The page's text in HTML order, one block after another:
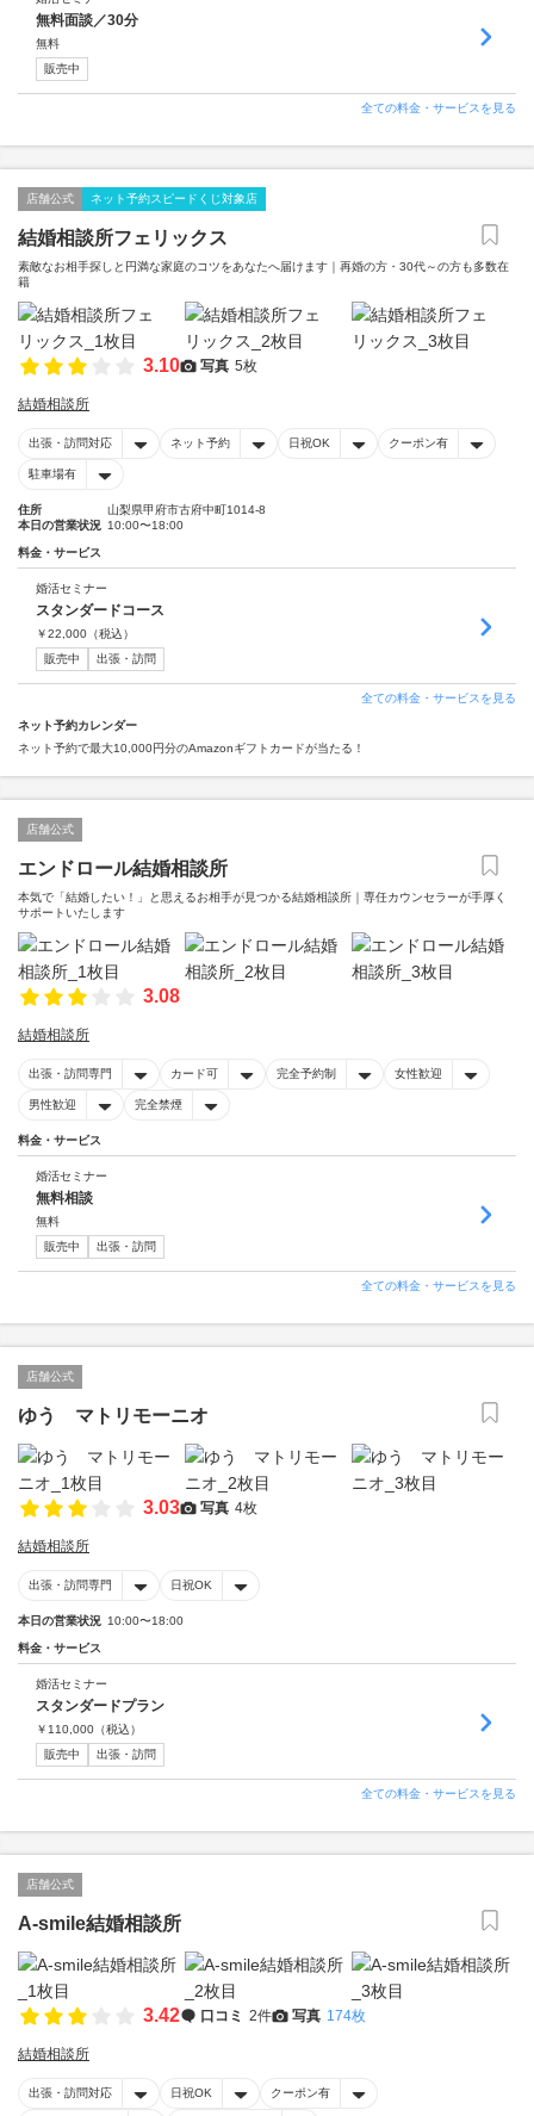
無料面談／30分
無料
販売中
全ての料金・サービスを見る
店舗公式 ネット予約スピードくじ対象店
結婚相談所フェリックス
素敵なお相手探しと円満な家庭のコツをあなたへ届けます｜再婚の方・30代～の方も多数在
籍
3.10 写真 5枚
結婚相談所
出張・訪問対応 ネット予約 日祝OK クーポン有
駐車場有
住所
山梨県甲府市古府中町1014-8
本日の営業状況 10:00〜18:00
料金・サービス
婚活セミナー
スタンダードコース
￥22,000 （税込）
販売中
出張・訪問
全ての料金・サービスを見る
ネット予約カレンダー
ネット予約で最大10,000円分のAmazonギフトカードが当たる！
店舗公式
エンドロール結婚相談所
本気で「結婚したい！」と思えるお相手が見つかる結婚相談所｜専任カウンセラーが手厚く
サポートいたします
3.08
結婚相談所
出張・訪問専門 カード可 完全予約制 女性歓迎
男性歓迎 完全禁煙
料金・サービス
婚活セミナー
無料相談
無料
販売中
出張・訪問
全ての料金・サービスを見る
店舗公式
ゆう マトリモーニオ
3.03 写真 4枚
結婚相談所
出張・訪問専門 日祝OK
本日の営業状況 10:00〜18:00
料金・サービス
婚活セミナー
スタンダードプラン
￥ 110,000 （税込）
販売中
出張・訪問
全ての料金・サービスを見る
店舗公式
A-smile結婚相談所
3.42 口コミ 2件 写真 174枚
結婚相談所
出張・訪問対応 日祝OK クーポン有